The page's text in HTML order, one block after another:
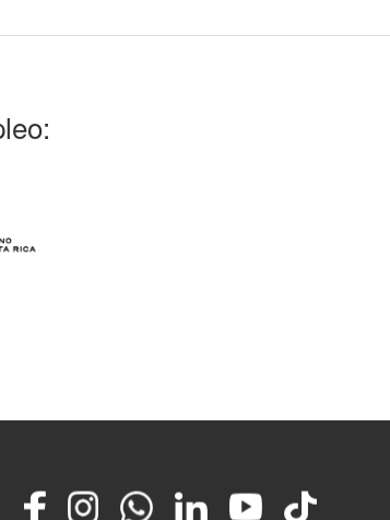
FacebookInstagramWhatsappLinkedInYouTube
TikTok